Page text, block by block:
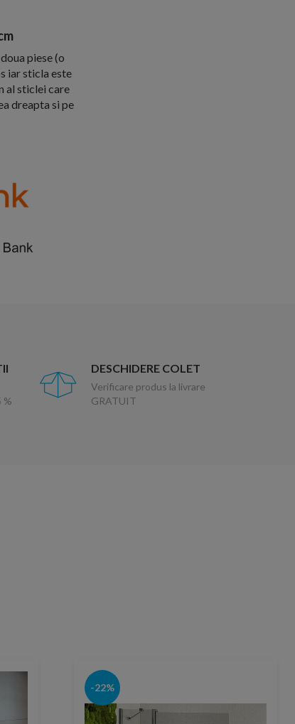
piese (o
iar sticla este
al sticlei care
dreapta si pe
%
DESCHIDERE COLET
Verificare produs la livrare
GRATUIT
-22%